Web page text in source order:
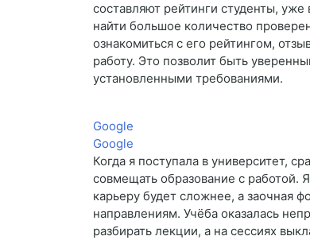
составляют рейтинги студенты,
найти большое количество
ознакомиться с его рейтингом,
работу. Это позволит быть
установленными требованиями.
Google
Google
Когда я поступала в университет,
совмещать образование с работой.
карьеру будет сложнее, а заочная
направлениям. Учёба оказалась
разбирать лекции, а на сессиях